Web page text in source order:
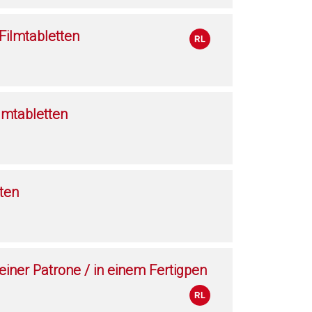
Patrone / in einem Fertigpen